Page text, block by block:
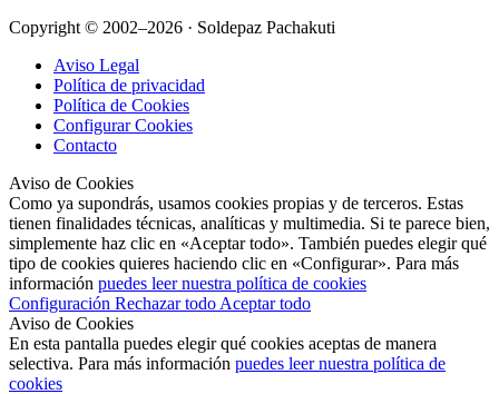
Copyright © 2002–2026 · Soldepaz Pachakuti
Aviso Legal
Política de privacidad
Política de Cookies
Configurar Cookies
Contacto
Aviso de Cookies
Como ya supondrás, usamos cookies propias y de terceros. Estas
tienen finalidades técnicas, analíticas y multimedia. Si te parece bien,
simplemente haz clic en «Aceptar todo». También puedes elegir qué
tipo de cookies quieres haciendo clic en «Configurar». Para más
información puedes leer nuestra política de cookies
Configuración Rechazar todo Aceptar todo
Aviso de Cookies
En esta pantalla puedes elegir qué cookies aceptas de manera
selectiva. Para más información puedes leer nuestra política de
cookies